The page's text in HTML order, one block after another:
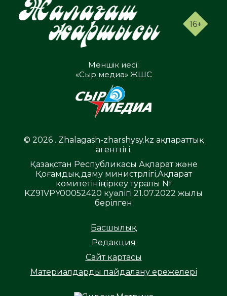
16+
Меншік иесі:
«Сыр медиа» ЖШС
© 2026 . Zhalagash-zharshysy.kz ақпараттық
агенттігі.
Қазақстан Республикасы Ақпарат және
Қоғамдық даму министрлігі,Ақпарат
комитетінің тіркеу туралы №
KZ91VPY00052420 куәлігі 21.07.2022 жылы
берілген
Басшылық
Редакция
Сайт картасы
Материалдарды пайдалану ережелері